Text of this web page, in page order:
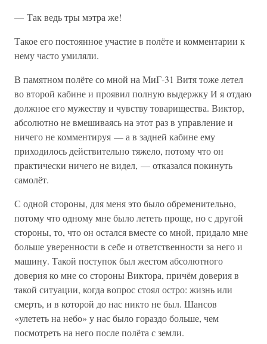
— Так ведь тры мэтра же!
Такое его постоянное участие в полёте и комментарии к
нему часто умиляли.
В памятном полёте со мной на МиГ-31 Витя тоже летел
во второй кабине и проявил полную выдержку И я отдаю
должное его мужеству и чувству товарищества. Виктор,
абсолютно не вмешиваясь на этот раз в управление и
ничего не комментируя — а в задней кабине ему
приходилось действительно тяжело, потому что он
практически ничего не видел, — отказался покинуть
самолёт.
С одной стороны, для меня это было обременительно,
потому что одному мне было лететь проще, но с другой
стороны, то, что он остался вместе со мной, придало мне
больше уверенности в себе и ответственности за него и
машину. Такой поступок был жестом абсолютного
доверия ко мне со стороны Виктора, причём доверия в
такой ситуации, когда вопрос стоял остро: жизнь или
смерть, и в которой до нас никто не был. Шансов
«улететь на небо» у нас было гораздо больше, чем
посмотреть на него после полёта с земли.